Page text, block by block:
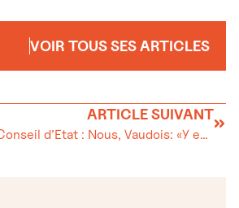
VOIR TOUS SES ARTICLES
ARTICLE SUIVANT
Election complémentaire au Conseil d’Etat : Nous, Vaudois: «Y en n’a point comme nous»!